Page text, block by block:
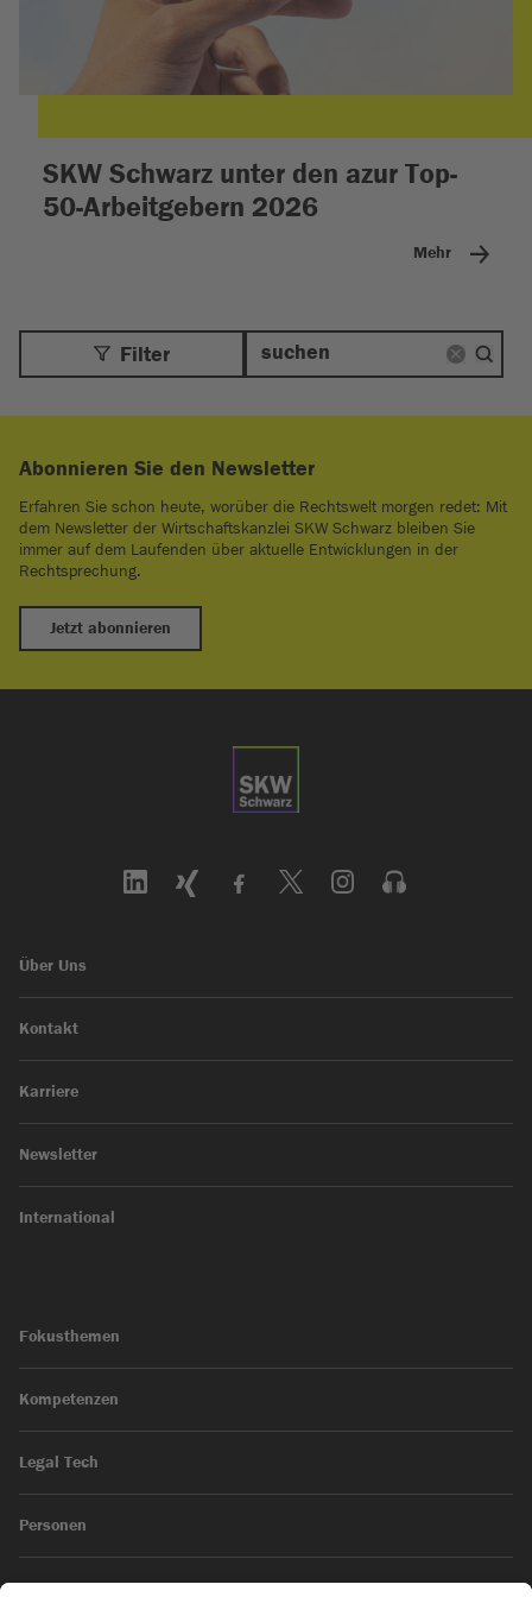
SKW Schwarz unter den azur Top-
50-Arbeitgebern 2026
Mehr
Filter
Abonnieren Sie den Newsletter
Erfahren Sie schon heute, worüber die Rechtswelt morgen redet: Mit
dem Newsletter der Wirtschaftskanzlei SKW Schwarz bleiben Sie
immer auf dem Laufenden über aktuelle Entwicklungen in der
Rechtsprechung.
Jetzt abonnieren
Über Uns
Kontakt
Karriere
Newsletter
International
Fokusthemen
Kompetenzen
Legal Tech
Personen
News